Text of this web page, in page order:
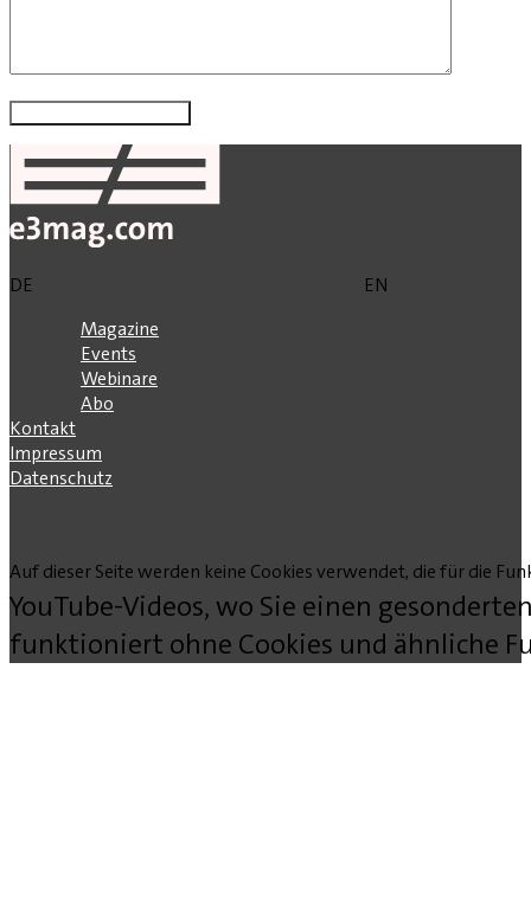
DE
EN
Magazine
Events
Webinare
Abo
Kontakt
Impressum
Datenschutz
Auf dieser Seite werden keine Cookies verwendet, die für die
YouTube-Videos, wo Sie einen
funktioniert ohne Cookies und ähnliche